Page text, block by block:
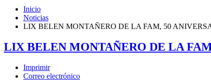
Inicio
Noticias
LIX BELEN MONTAÑERO DE LA FAM, 50
LIX BELEN MONTAÑERO DE LA
Imprimir
Correo electrónico